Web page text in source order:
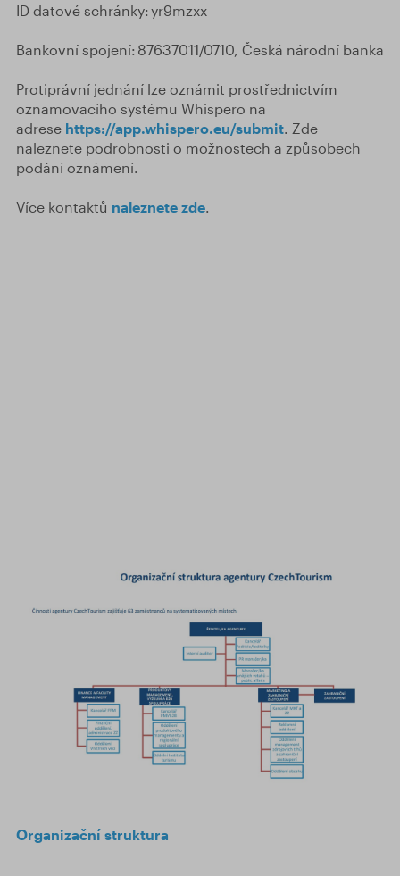
ID datové schránky: yr9mzxx
Bankovní spojení: 87637011/0710, Česká národní banka
Protiprávní jednání lze oznámit prostřednictvím
oznamovacího systému Whispero na
adrese https://app.whispero.eu/submit. Zde
naleznete podrobnosti o možnostech a způsobech
podání oznámení.
Více kontaktů naleznete zde.
Organizační struktura